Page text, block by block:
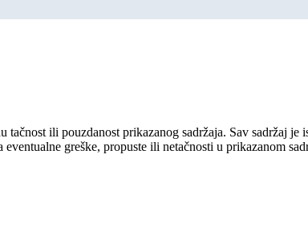
ili pouzdanost prikazanog sadržaja. Sav sadržaj
greške, propuste ili netačnosti u prikazanom